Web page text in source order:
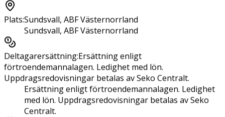
Plats:Sundsvall, ABF Västernorrland
Sundsvall, ABF Västernorrland
Deltagarersättning:Ersättning enligt
förtroendemannalagen. Ledighet med lön.
Uppdragsredovisningar betalas av Seko Centralt.
Ersättning enligt förtroendemannalagen. Ledighet
med lön. Uppdragsredovisningar betalas av Seko
Centralt.